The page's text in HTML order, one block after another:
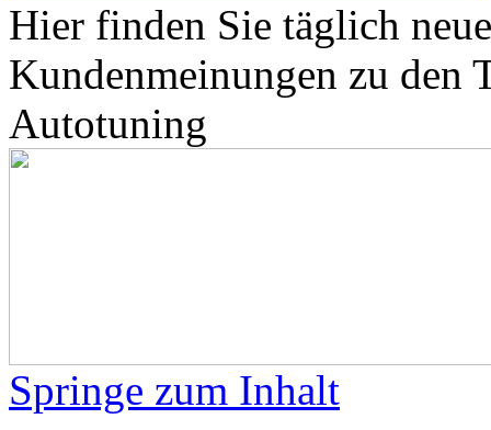
Hier finden Sie täglich
Kundenmeinungen zu den
Autotuning
Springe zum Inhalt